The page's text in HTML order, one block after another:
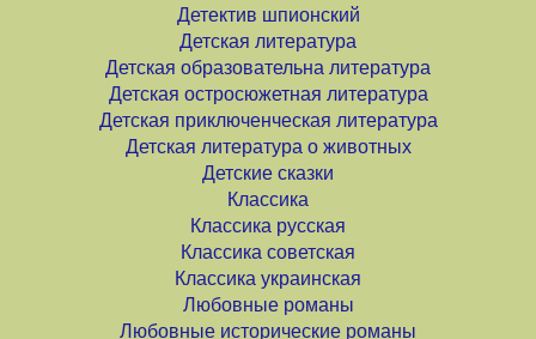
Детектив шпионский
Детская литература
Детская образовательна литература
Детская остросюжетная литература
Детская приключенческая литература
Детская литература о животных
Детские сказки
Классика
Классика русская
Классика советская
Классика украинская
Любовные романы
Любовные исторические романы